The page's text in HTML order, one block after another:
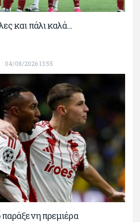
και πάλι καλά…
04/08/2026 13:55
παράξενη πρεμιέρα